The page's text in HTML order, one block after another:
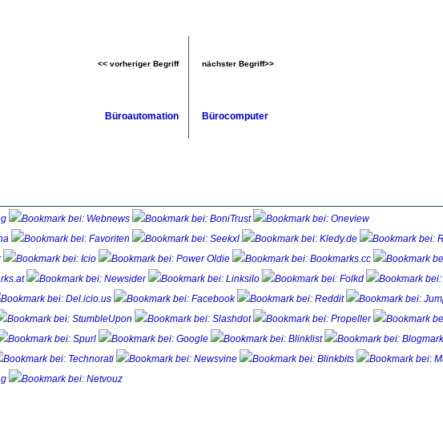
<< vorheriger Begriff nächster Begriff>>
Büroautomation Bürocomputer